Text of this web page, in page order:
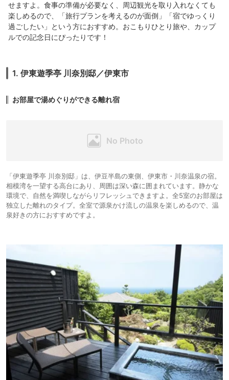
せますよ。食事の準備が必要なく、周辺観光を取り入れなくても
楽しめるので、「旅行プランを考えるのが面倒」「宿でゆっくり
過ごしたい」という方におすすめ。おこもりひとり旅や、カップ
ルでの記念日にぴったりです！
1. 伊東遊季亭 川奈別邸／伊東市
お部屋で湯めぐりができる離れ宿
「伊東遊季亭 川奈別邸」は、伊豆半島の東側、伊東市・川奈温泉の宿。
相模湾を一望する高台にあり、周囲は深い森に囲まれています。静かな
環境で、自然を満喫しながらリフレッシュできますよ。全5室のお部屋は
独立した離れのタイプ。全室で源泉かけ流しの温泉を楽しめるので、温
泉好きの方におすすめですよ。